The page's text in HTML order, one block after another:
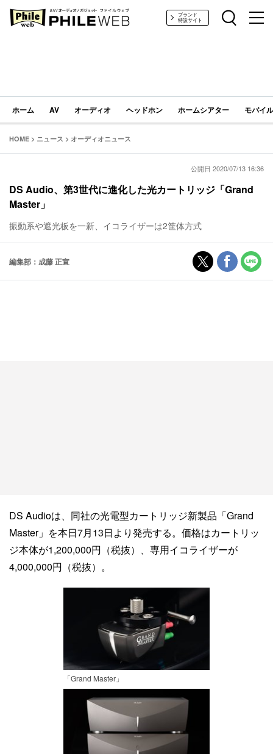
PHILE WEB｜AV/オーディオ/ガジェットブランド
特設サイト
ホーム AV オーディオ ヘッドホン ホームシアター モバイ
HOME > ニュース > オーディオニュース
公開日 2020/07/13 16:36
DS Audio、第3世代に進化した光カートリッジ「Grand
Master」
振動系や遮光板を一新、イコライザーは2筐体方式
編集部：成藤 正宣
DS Audioは、同社の光電型カートリッジ新製品「Grand
Master」を本日7月13日より発売する。価格はカートリッ
ジ本体が1,200,000円（税抜）、専用イコライザーが
4,000,000円（税抜）。
「Grand Master」